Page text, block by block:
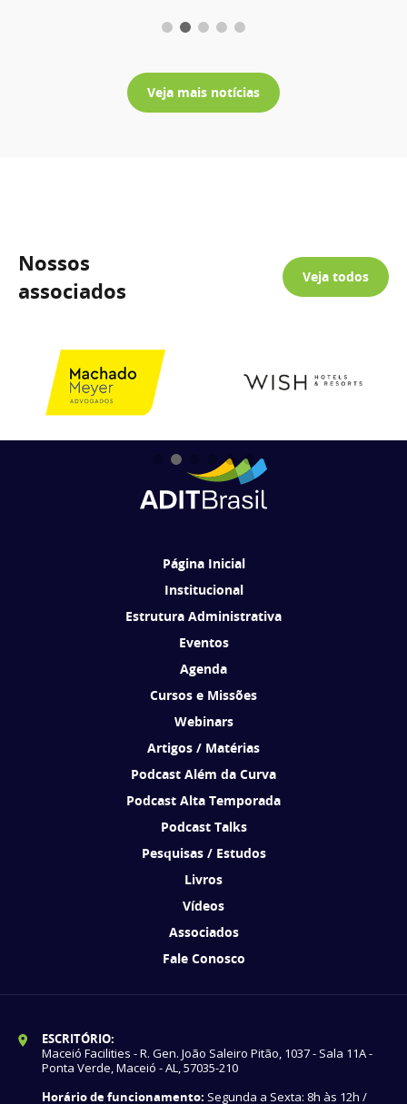
Veja mais notícias
Nossos
associados
Veja todos
Página Inicial
Institucional
Estrutura Administrativa
Eventos
Agenda
Cursos e Missões
Webinars
Artigos / Matérias
Podcast Além da Curva
Podcast Alta Temporada
Podcast Talks
Pesquisas / Estudos
Livros
Vídeos
Associados
Fale Conosco
ESCRITÓRIO:
Maceió Facilities - R. Gen. João Saleiro Pitão, 1037 - Sala 11A -
Ponta Verde, Maceió - AL, 57035-210
Horário de funcionamento: Segunda a Sexta: 8h às 12h /